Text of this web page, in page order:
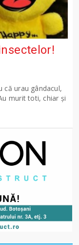
că urau gândacul,
murit toti, chiar și